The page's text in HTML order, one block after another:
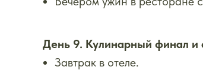
День 9. Кулинарный финал и
Завтрак в отеле.